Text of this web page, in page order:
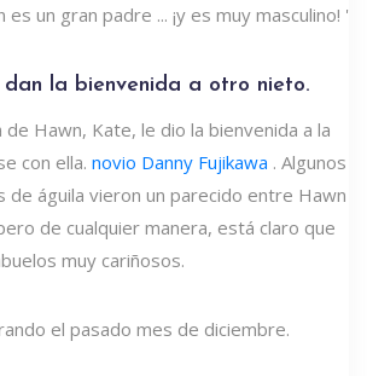
un gran padre ... ¡y es muy masculino! '
dan la bienvenida a otro nieto.
de Hawn, Kate, le dio la bienvenida a la
con ella. novio Danny Fujikawa . Algunos
de águila vieron un parecido entre Hawn
de cualquier manera, está claro que
muy cariñosos.
el pasado mes de diciembre.